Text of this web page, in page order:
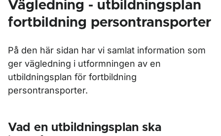
Vägledning - utbildningsplan
fortbildning persontransporter
På den här sidan har vi samlat information som
ger vägledning i utformningen av en
utbildningsplan för fortbildning
persontransporter.
Vad en utbildningsplan ska